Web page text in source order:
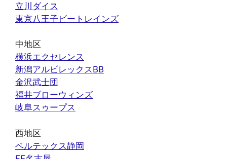
立川ダイス
東京八王子ビートレインズ
中地区
横浜エクセレンス
新潟アルビレックスBB
金沢武士団
福井ブローウィンズ
岐阜スゥープス
西地区
ベルテックス静岡